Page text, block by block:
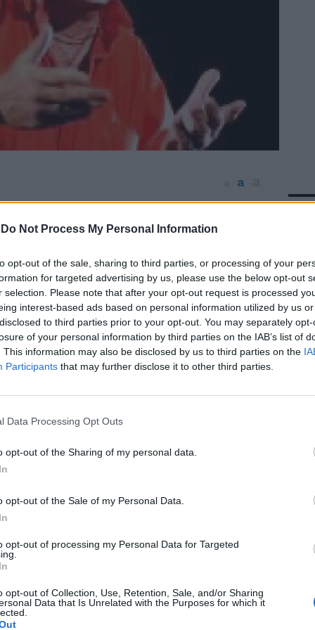
Do Not Process My Personal Information
opt-out of the sale, sharing to third parties, or processing of your
for targeted advertising by us, please use the below opt-out
selection. Please note that after your opt-out request is processed
interest-based ads based on personal information utilized by us
to third parties prior to your opt-out. You may separately
of your personal information by third parties on the IAB’s list of
This information may also be disclosed by us to third parties on the
Participants that may further disclose it to other third parties.
Data Processing Opt Outs
opt-out of the Sharing of my personal data.
opt-out of the Sale of my Personal Data.
opt-out of processing my Personal Data for Targeted
opt-out of Collection, Use, Retention, Sale, and/or Sharing
Data that Is Unrelated with the Purposes for which it
a
minuto in più per il caffè ci rode, e poi
sono 50 anni che lo faccio, che c'è di
ed altre battute nei caustici ed
di Maurizio Battista di scena
del Colosseo. Il comico romano
dalla rassegna, giunta alla sua XXI
«Sono sempre più convinto». Un one
in cui Battista, che sarà
di un nuovo show al Sisitina e di un film
si rivolge alla gente in maniera
confronti dell'universo femminile. «C'è
che ti odia allora vuol dire che ti ama
tua moglie ti dice che ti odia, stai
ma quella fa ride già da sola». Si
& Pedro Cabaret» lo spettacolo in
invece domani. Uno show che cambia di
a seconda dell'ispirazione dei due comici.
improvviseranno ed interagiranno con
Un dissacratorio monologo sul tema
è invece il nuovo spettacolo di Antonio
un po' chi è morto?» di scena
In
Rudy Giuliani a Come States?
americana